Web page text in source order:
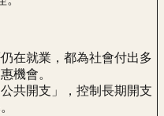
在就業，都為社會付出多
機會。
共開支」，控制長期開支